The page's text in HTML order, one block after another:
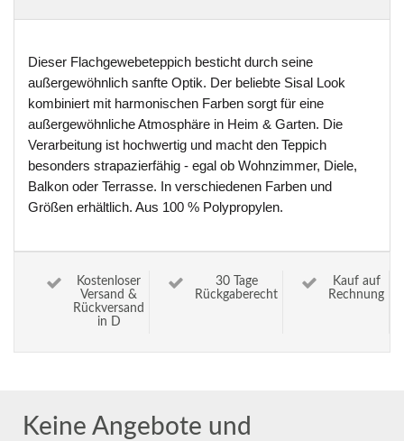
Dieser Flachgewebeteppich besticht durch seine
außergewöhnlich sanfte Optik. Der beliebte Sisal Look
kombiniert mit harmonischen Farben sorgt für eine
außergewöhnliche Atmosphäre in Heim & Garten. Die
Verarbeitung ist hochwertig und macht den Teppich
besonders strapazierfähig - egal ob Wohnzimmer, Diele,
Balkon oder Terrasse. In verschiedenen Farben und
Größen erhältlich. Aus 100 % Polypropylen.
Kostenloser
Versand &
Rückversand
in D
30 Tage
Rückgaberecht
Kauf auf
Rechnung
Keine Angebote und